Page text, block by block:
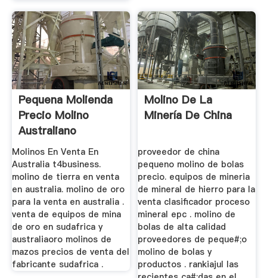
Pequena Molienda
Precio Molino
Australiano
Molinos En Venta En
Australia t4business.
molino de tierra en venta
en australia. molino de oro
para la venta en australia .
venta de equipos de mina
de oro en sudafrica y
australiaoro molinos de
mazos precios de venta del
fabricante sudafrica .
Molino De La
Minería De China
proveedor de china
pequeno molino de bolas
precio. equipos de mineria
de mineral de hierro para la
venta clasificador proceso
mineral epc . molino de
bolas de alta calidad
proveedores de peque#;o
molino de bolas y
productos . rankiajul las